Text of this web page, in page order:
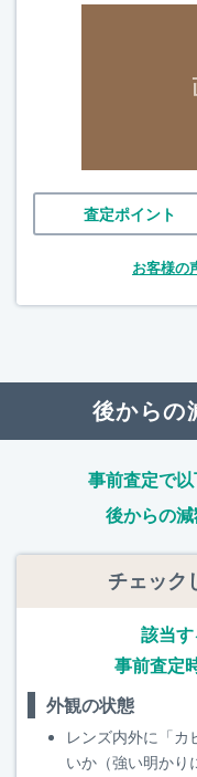
査定ポイント
お客様の
後からの
事前査定で以
後からの減
チェック
該当
事前査定
外観の状態
レンズ内外に「カ
いか（強い明かり